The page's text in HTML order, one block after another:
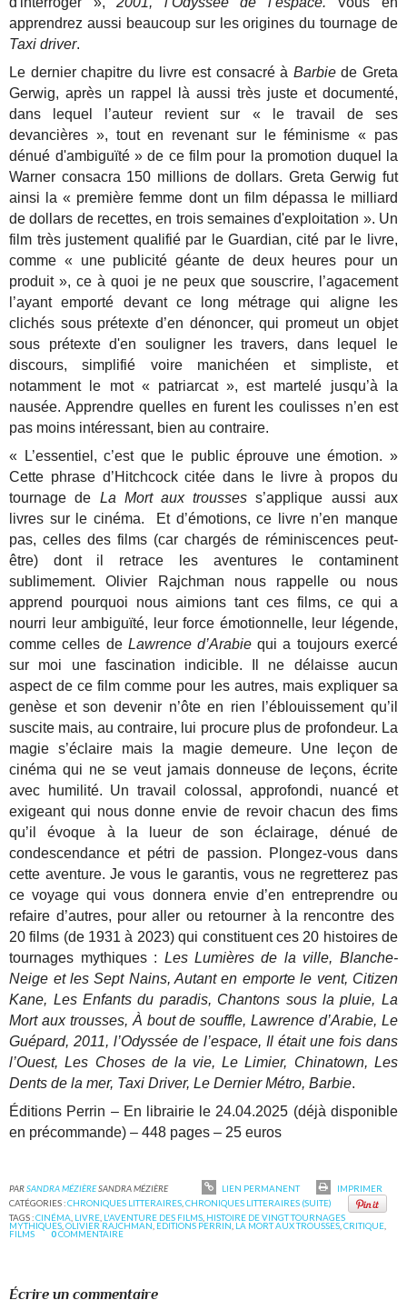
apprendrez aussi beaucoup sur les origines du tournage de
Taxi driver.
Le dernier chapitre du livre est consacré à Barbiede Greta
Gerwig, après un rappel là aussi très juste et documenté,
dans lequel l’auteur revient sur « le travail de ses
devancières », tout en revenant sur leféminisme « pas
dénué d'ambiguïté » de ce film pour la promotion duquel la
Warner consacra 150 millions de dollars. Greta Gerwig fut
ainsi la « première femme dont un film dépassa le milliard
de dollars de recettes, en trois semaines d'exploitation ». Un
film très justement qualifié par le Guardian, cité par le livre,
comme « une publicité géante de deux heures pour un
produit », ce à quoi je ne peux que souscrire, l’agacement
l’ayant emporté devant ce long métrage qui aligne les
clichés sous prétexte d’en dénoncer, qui promeut un objet
sous prétexte d'en souligner les travers, dans lequel le
discours, simplifié voire manichéen et simpliste, et
notamment le mot « patriarcat », est martelé jusqu’à la
nausée. Apprendre quelles en furent les coulisses n’en est
pas moins intéressant, bien au contraire.
« L’essentiel, c’est que le public éprouve une émotion. »
Cette phrase d’Hitchcock citée dans le livre à propos du
tournage de La Mort aux troussess’applique aussi aux
livres sur le cinéma. Et d’émotions, ce livre n’en manque
pas, celles des films (car chargés de réminiscences peut-
être) dont il retrace les aventures le contaminent
sublimement. Olivier Rajchman nous rappelle ou nous
apprend pourquoi nous aimions tant ces films, ce qui a
nourri leur ambiguïté, leur force émotionnelle, leur légende,
comme celles de Lawrence d’Arabie qui a toujours exercé
sur moi une fascination indicible. Il ne délaisse aucun
aspect de ce film comme pour les autres, mais expliquer sa
genèse et son devenir n’ôte en rien l’éblouissement qu’il
suscite mais, au contraire, lui procure plus de profondeur. La
magie s’éclaire mais la magie demeure. Une leçon de
cinéma qui ne se veut jamais donneuse de leçons, écrite
avec humilité. Un travail colossal, approfondi, nuancé et
exigeant qui nous donne envie de revoir chacun des fims
qu’il évoque à la lueur de son éclairage, dénué de
condescendance et pétri de passion. Plongez-vous dans
cette aventure. Je vous le garantis, vous ne regretterez pas
ce voyage qui vous donnera envie d’en entreprendre ou
refaire d’autres, pour aller ou retourner à la rencontre des
20 films (de 1931 à 2023) qui constituent ces 20 histoires de
tournages mythiques : Les Lumières de la ville, Blanche-
Neige et les Sept Nains, Autant en emporte le vent, Citizen
Kane, Les Enfants du paradis, Chantons sous la pluie, La
Mort aux trousses, À bout de souffle, Lawrence d’Arabie, Le
Guépard, 2011, l’Odyssée de l’espace, Il était une fois dans
l’Ouest, Les Choses de la vie, Le Limier, Chinatown, Les
Dents de la mer, Taxi Driver, Le Dernier Métro, Barbie.
Éditions Perrin – En librairie le 24.04.2025 (déjà disponible
en précommande) – 448 pages – 25 euros
PARSANDRA MÉZIÈRESANDRA MÉZIÈRE LIEN PERMANENT
IMPRIMER
CATÉGORIES :CHRONIQUES LITTERAIRES ,CHRONIQUES LITTERAIRES (SUITE)
TAGS :CINÉMA LIVRE L'AVENTURE DES FILMS HISTOIRE DE VINGT TOURNAGES
MYTHIQUES ,OLIVIER RAJCHMAN EDITIONS PERRIN LA MORT AUX TROUSSES ,CRITIQUE
FILMS 0COMMENTAIRE
Écrire un commentaire